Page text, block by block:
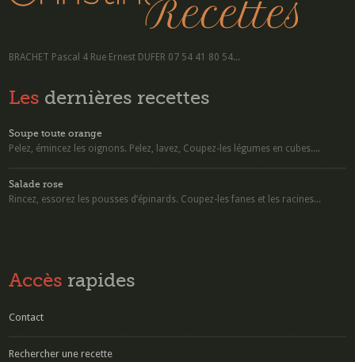
BRACHET Pascal 4 Rue Ernest DUFER 07 54 41 80 54...
Les dernières recettes
Soupe toute orange
Pelez, émincez les oignons. Pelez, lavez, Coupez-les légumes en cubes....
Salade rose
Rincez, essorez les pousses d’épinards. Coupez-les fanes et les racines...
Accès rapides
Contact
Rechercher une recette